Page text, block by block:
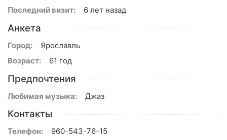
Последний визит:
6 лет назад
Анкета
Город:
Ярославль
Возраст:
61 год
Предпочтения
Любимая музыка: Джаз
Контакты
Телефон: 960-543-76-15